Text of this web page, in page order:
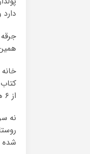
از ۶ هزار گردشگر خارجی به خصوص گردشگران اروپایی است .
نه
شده